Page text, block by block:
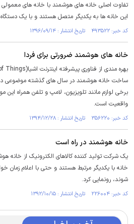
تفاوت اصلی خانه های هوشمند با خانه های
این خانه ها به یکدیگر متصل هستند و با یک
کد خبر: ۴۹۳۵۲۲ تاریخ انتشار : ۱۳۹۶/۰۹/۱۴
خانه های هوشمند ضرورتی برای فردا
ساخت خانه هوشمند در سال های گذشته موضوعی
برخی لوازم مانند تلویزیون، لامپ و تلفن همراه
واقعیت است.
کد خبر: ۳۵۶۲۲۰ تاریخ انتشار : ۱۳۹۴/۱۲/۲۸
خانه هوشمند در راه است
یک شرکت تولید کننده کالاهای الکترونیک از خانه
خانه با یکدیگر مرتبط هستند و حتی با اعلام
شوند، رونمایی کرد.
کد خبر: ۲۲۶۰۰۴ تاریخ انتشار : ۱۳۹۲/۱۰/۱۵